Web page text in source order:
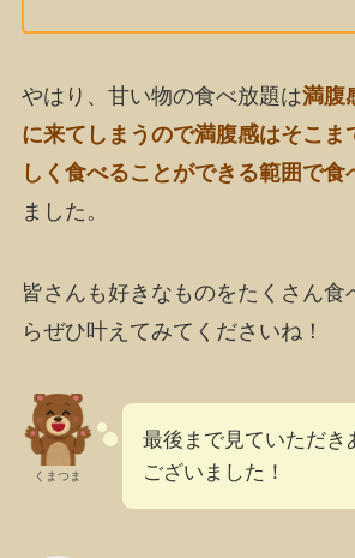
やはり、甘い物の食べ放題は満腹
に来てしまうので満腹感はそこま
しく食べることができる範囲で食
ました。
皆さんも好きなものをたくさん食
らぜひ叶えてみてくださいね！
くまつま
最後まで見ていただき
ございました！